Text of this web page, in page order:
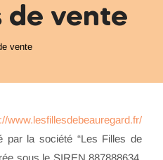
de vente
vente
www.lesfillesdebeauregard.fr/
par la société “Les Filles de
sous le SIREN 887888634,